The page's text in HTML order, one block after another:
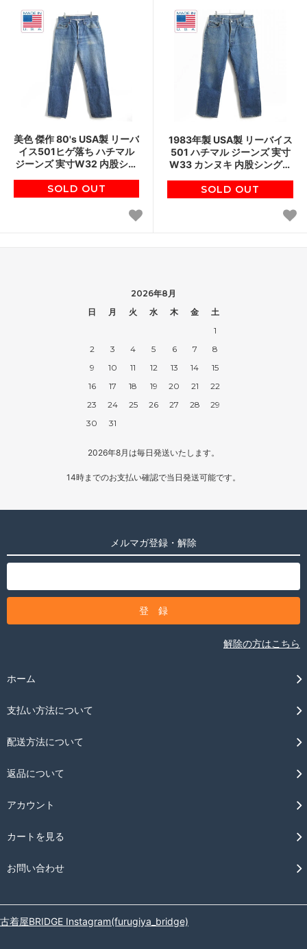
美色 傑作 80's USA製 リーバ
イス501ヒゲ落ち ハチマル
ジーンズ 実寸W32 内股シン
テージ d144
SOLD OUT
1983年製 USA製 リーバイス
501 ハチマル ジーンズ 実寸
W33 カンヌキ 内股シングル
テージ d144
SOLD OUT
2026年8月
日
月 火 水 木 金
土
1
2
3 4 5 6 7
8
9
10 11 12 13 14
15
16
17 18 19 20 21
22
23
24 25 26 27 28
29
30
31
2026年8月は毎日発送いたします。
14時までのお支払い確認で当日発送可能です。
メルマガ登録・解除
解除の方はこちら
ホーム
支払い方法について
配送方法について
返品について
アカウント
カートを見る
お問い合わせ
古着屋BRIDGE Instagram(furugiya_bridge)